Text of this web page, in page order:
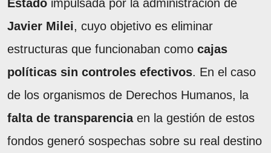
Estado impulsada por la administración de
Javier Milei, cuyo objetivo es eliminar
estructuras que funcionaban como cajas
políticas sin controles efectivos. En el caso
de los organismos de Derechos Humanos, la
falta de transparenciaen la gestión de estos
fondos generó sospechas sobre su real destino